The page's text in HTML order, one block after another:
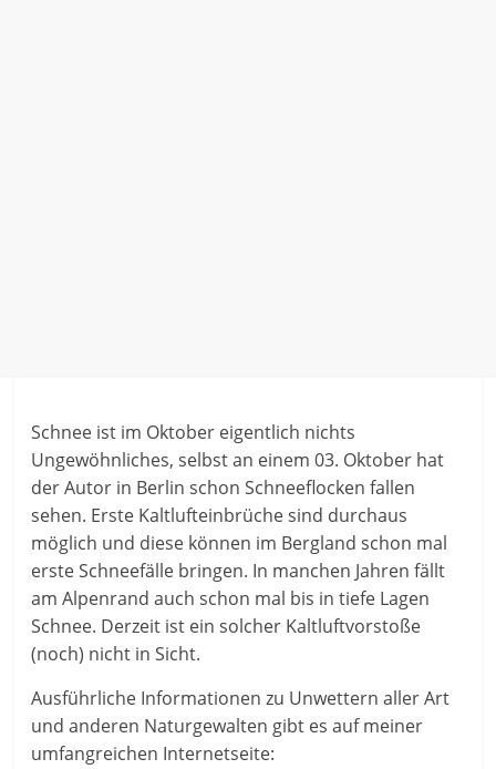
Schnee ist im Oktober eigentlich nichts
Ungewöhnliches, selbst an einem 03. Oktober hat
der Autor in Berlin schon Schneeflocken fallen
sehen. Erste Kaltlufteinbrüche sind durchaus
möglich und diese können im Bergland schon mal
erste Schneefälle bringen. In manchen Jahren fällt
am Alpenrand auch schon mal bis in tiefe Lagen
Schnee. Derzeit ist ein solcher Kaltluftvorstoße
(noch) nicht in Sicht.
Ausführliche Informationen zu Unwettern aller Art
und anderen Naturgewalten gibt es auf meiner
umfangreichen Internetseite: